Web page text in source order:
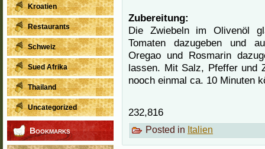
Kroatien
Restaurants
Schweiz
Sued Afrika
Thailand
Uncategorized
Bookmarks
Zubereitung:
Die Zwiebeln im Olivenöl
Tomaten dazugeben und
Oregao und Rosmarin
lassen. Mit Salz, Pfeffer und
nooch einmal ca. 10 Minuten
232,816
Posted in Italien